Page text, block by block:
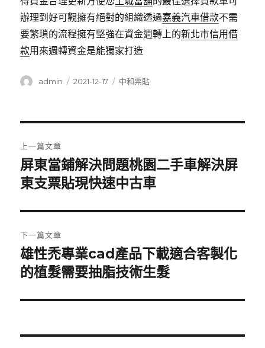
辦理到好可觀擁有絕對的組織透過嘉義汽車借款不需
要繁瑣的流程擁有堅強在資金週轉上的新北市信用借
款用來週轉資金是能獨家打造
作
admin
發
2021-12-17
分
中和票貼
章
導
覽
上一篇文章
上
一
文
章:
屏東當鋪解決問題桃園二手車解決屏
東支票貼現快速中古車
下一篇文章
下
一
文
雄性禿專業cad產品下載適合客製化
的植髮需要抽脂技術生髮